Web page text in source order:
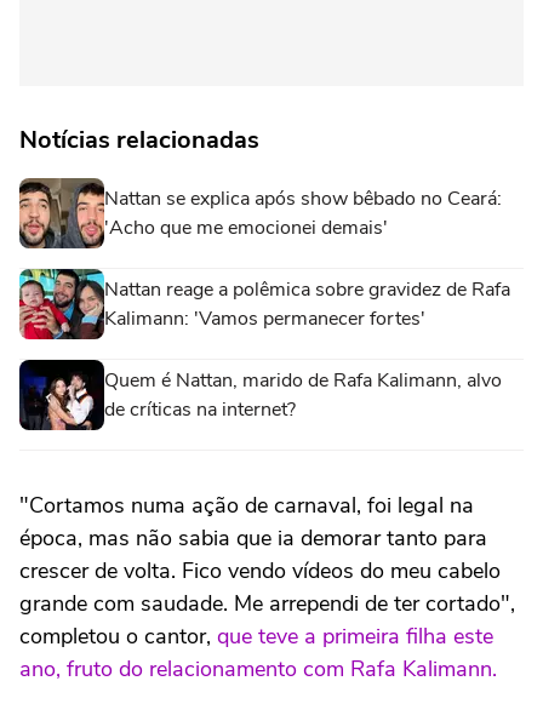
Notícias relacionadas
Nattan se explica após show bêbado no Ceará:
'Acho que me emocionei demais'
Nattan reage a polêmica sobre gravidez de Rafa
Kalimann: 'Vamos permanecer fortes'
Quem é Nattan, marido de Rafa Kalimann, alvo
de críticas na internet?
"Cortamos numa ação de carnaval, foi legal na
época, mas não sabia que ia demorar tanto para
crescer de volta. Fico vendo vídeos do meu cabelo
grande com saudade. Me arrependi de ter cortado",
completou o cantor, que teve a primeira filha este
ano, fruto do relacionamento com Rafa Kalimann.